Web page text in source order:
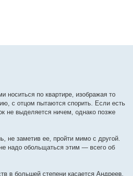
носиться по квартире, изображая то
с отцом пытаются спорить. Если есть
не выделяется ничем, однако позже
не заметив ее, пройти мимо с другой.
надо обольщаться этим — всего об
в большей степени касается Андреев,